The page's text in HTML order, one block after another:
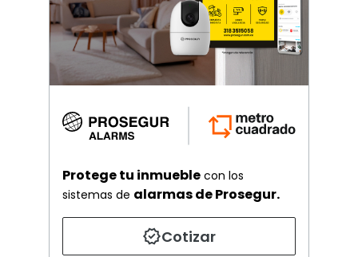
Protege tu inmueble con los
sistemas de alarmas de Prosegur.
Cotizar